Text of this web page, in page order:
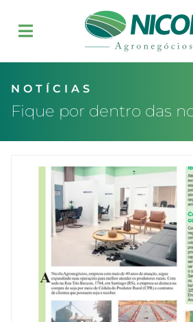
NOTÍCIAS
Fique por dentro das